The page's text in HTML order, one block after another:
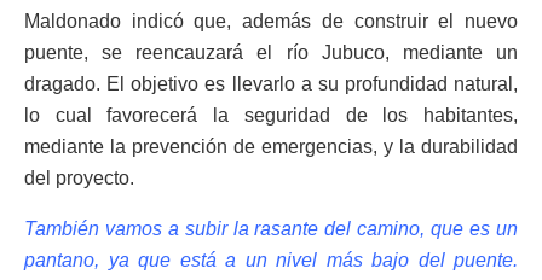
Maldonado indicó que, además de construir el nuevo
puente, se reencauzará el río Jubuco, mediante un
dragado. El objetivo es llevarlo a su profundidad natural,
lo cual favorecerá la seguridad de los habitantes,
mediante la prevención de emergencias, y la durabilidad
del proyecto.
También vamos a subir la rasante del camino, que es un
pantano, ya que está a un nivel más bajo del puente.